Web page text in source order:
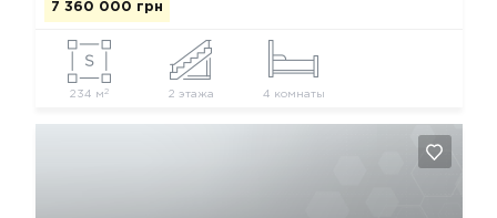
7 360 000 грн
234 м 2 2 этажа 4 комнаты